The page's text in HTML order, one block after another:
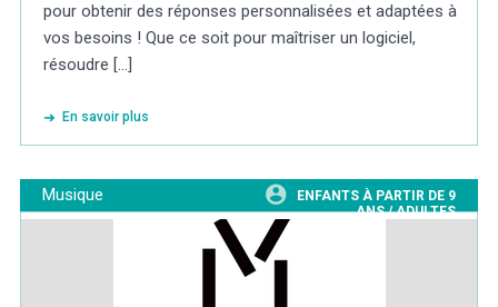
pour obtenir des réponses personnalisées et adaptées à
vos besoins ! Que ce soit pour maîtriser un logiciel,
résoudre [...]
En savoir plus
Musique
ENFANTS À PARTIR DE 9
ANS / ADULTES